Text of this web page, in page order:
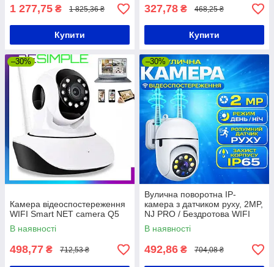
1 277,75 ₴ 1 825,36 ₴
Купити
327,78 ₴ 468,25 ₴
Купити
–30%
Камера відеоспостереження
WIFI Smart NET camera Q5
В наявності
498,77 ₴ 712,53 ₴
–30%
Вулична поворотна IP-
камера з датчиком руху, 2MP,
NJ PRO / Бездротова WIFI
камера / Камера
відеоспостереження / IP
камера
В наявності
492,86 ₴ 704,08 ₴